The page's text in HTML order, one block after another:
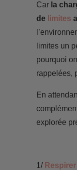
Carla
de limites
limites un
pourquoi
rappelées,
En
explorée
1/ Respirer